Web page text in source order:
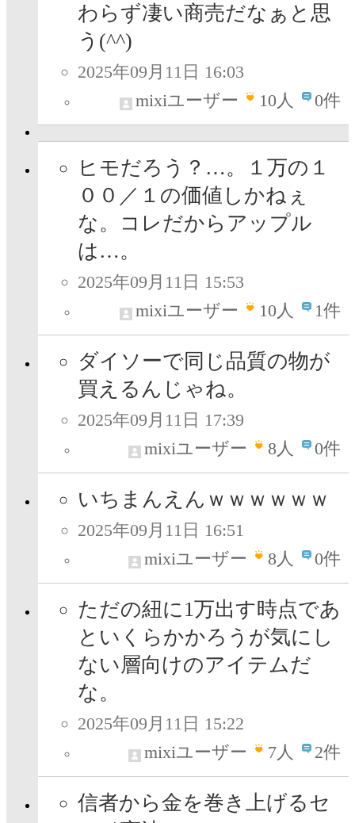
わらず凄い商売だなぁと思
う(^^)
2025年09月11日 16:03
mixiユーザー
10人 0件
ヒモだろう？…。１万の１
００／１の価値しかねぇ
な。コレだからアップル
は…。
2025年09月11日 15:53
mixiユーザー
10人 1件
ダイソーで同じ品質の物が
買えるんじゃね。
2025年09月11日 17:39
mixiユーザー
8人 0件
いちまんえんｗｗｗｗｗｗ
2025年09月11日 16:51
mixiユーザー
8人 0件
ただの紐に1万出す時点であ
といくらかかろうが気にし
ない層向けのアイテムだ
な。
2025年09月11日 15:22
mixiユーザー
7人 2件
信者から金を巻き上げるセ